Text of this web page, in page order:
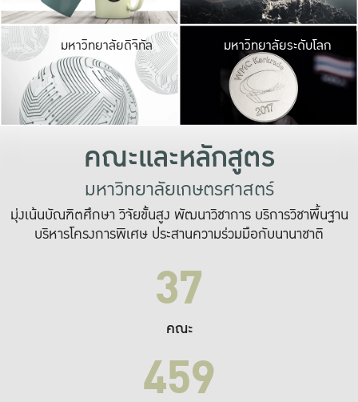
มหาวิทยาลัยดิจิทัล มหาวิ
เปลี่ยนแปลง แล
เพื่อทำง
ระบบสารสนเทศ
มหาวิทยาลัยระดับโลก
คณะและหลักสูตร
มหาวิทยาลัยเกษตรศาสตร์
มุ่งเน้นบัณฑิตศึกษา วิจัยขั้นสูง พัฒนาวิชาการ บริการวิชาพื้นฐาน
บริหารโครงการพิเศษ ประสานความร่วมมือกับนานาชาติ
37
คณะ
459